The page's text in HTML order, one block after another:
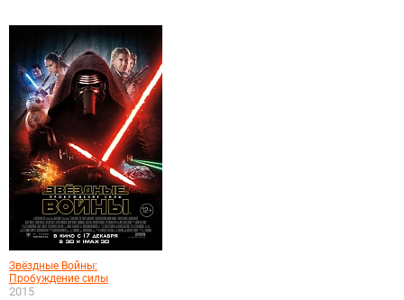
Звёздные Войны:
Пробуждение силы
2015